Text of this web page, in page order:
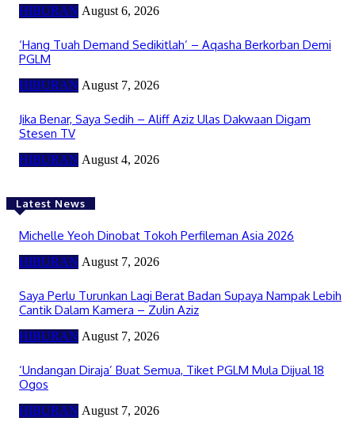
HIBURAN August 6, 2026
‘Hang Tuah Demand Sedikitlah’ – Aqasha Berkorban Demi
PGLM
HIBURAN August 7, 2026
Jika Benar, Saya Sedih – Aliff Aziz Ulas Dakwaan Digam
Stesen TV
HIBURAN August 4, 2026
Latest News
Michelle Yeoh Dinobat Tokoh Perfileman Asia 2026
HIBURAN August 7, 2026
Saya Perlu Turunkan Lagi Berat Badan Supaya Nampak Lebih
Cantik Dalam Kamera – Zulin Aziz
HIBURAN August 7, 2026
‘Undangan Diraja’ Buat Semua, Tiket PGLM Mula Dijual 18
Ogos
HIBURAN August 7, 2026